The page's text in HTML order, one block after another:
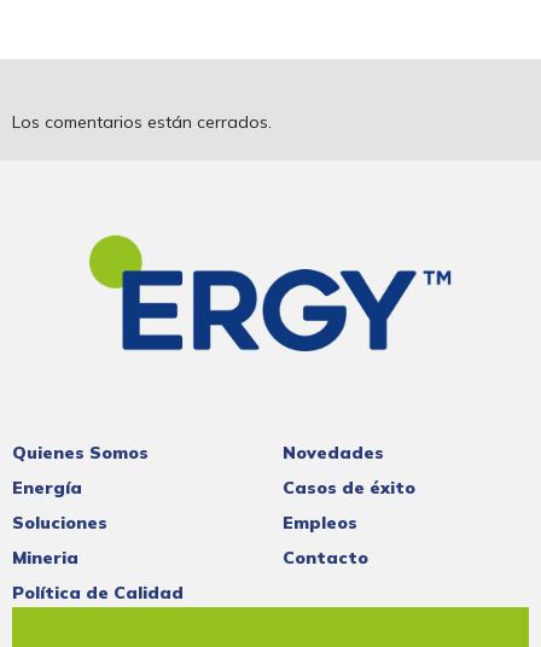
Los comentarios están cerrados.
Quienes Somos
Energía
Soluciones
Mineria
Política de Calidad
Novedades
Casos de éxito
Empleos
Contacto